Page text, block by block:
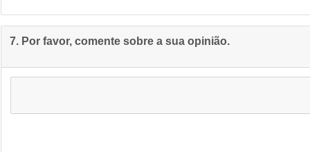
7. Por favor, comente sobre a sua opinião.